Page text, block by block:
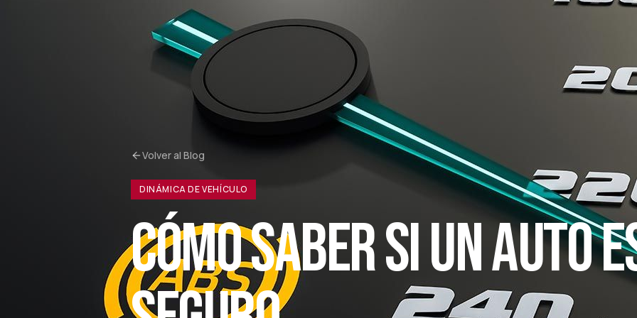
Volver al Blog
DINÁMICA DE VEHÍCULO
CÓMO SABER SI UN AUTO